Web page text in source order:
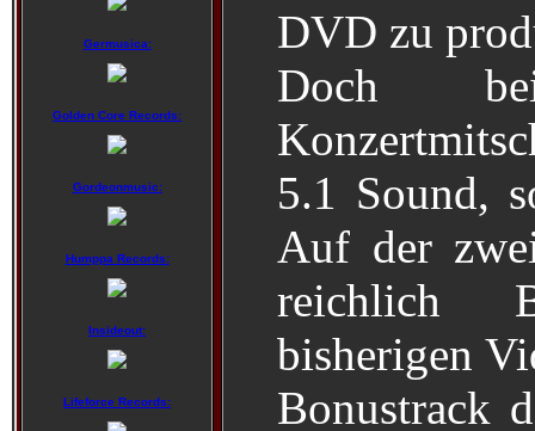
Germusica:
Golden Core Records:
Gordeonmusic:
Humppa Records:
Insideout:
Lifeforce Records:
DVD zu
Doch
5.1 Sound,
Auf der
reichlich
bisherigen
Bonustrack